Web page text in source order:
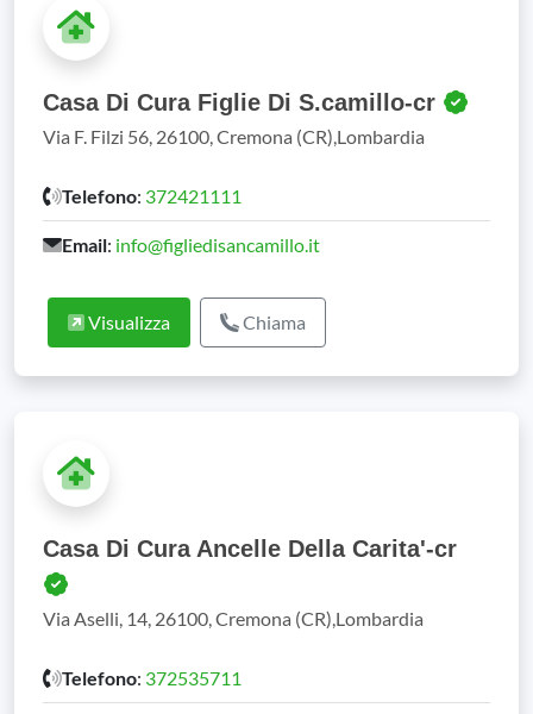
Casa Di Cura Figlie Di S.camillo-cr
Via F. Filzi 56, 26100, Cremona (CR),Lombardia
Telefono: 372421111
Email: info@figliedisancamillo.it
Visualizza Chiama
Casa Di Cura Ancelle Della Carita'-cr
Via Aselli, 14, 26100, Cremona (CR),Lombardia
Telefono: 372535711